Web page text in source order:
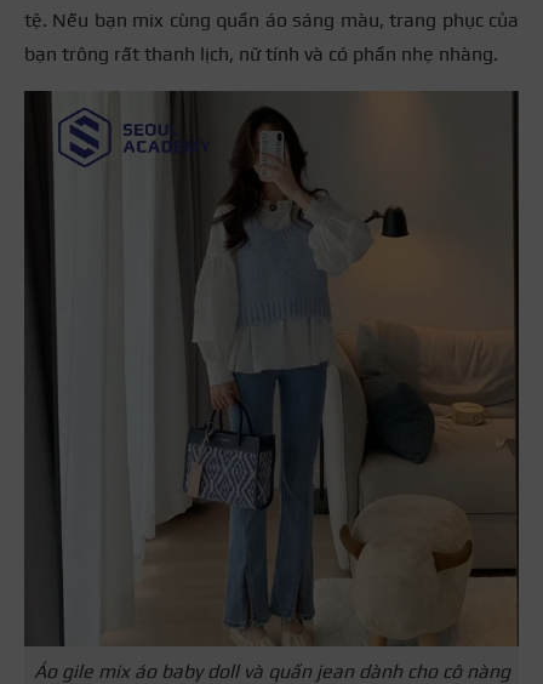
tệ. Nếu bạn mix cùng quần áo sáng màu, trang phục của
bạn trông rất thanh lịch, nữ tính và có phần nhẹ nhàng.
Áo gile mix áo baby doll và quần jean dành cho cô nàng